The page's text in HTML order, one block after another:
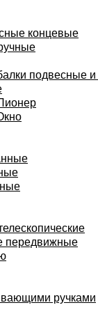
концевые
подвесные
передвижные
ручками